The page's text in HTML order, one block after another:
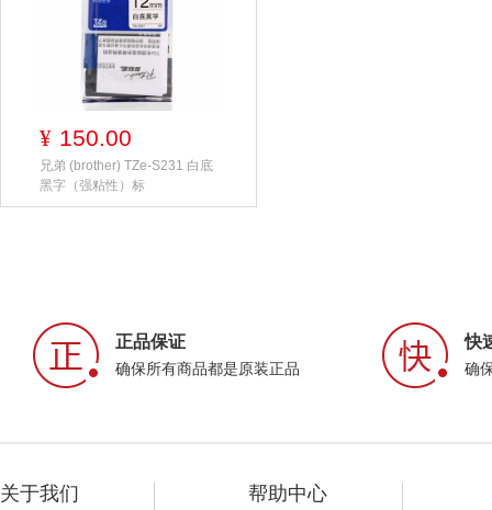
¥ 150.00
兄弟 (brother) TZe-S231 白底
黑字（强粘性）标
正品保证
确保所有商品都是原装正品
快
确
关于我们 帮助中心